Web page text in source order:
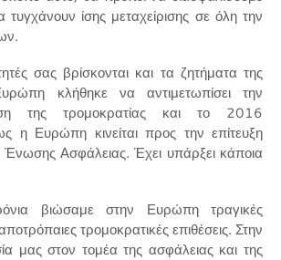
τυγχάνουν ίσης μεταχείρισης σε όλη την
σας βρίσκονται και τα ζητήματα της
κλήθηκε να αντιμετωπίσει την
της τρομοκρατίας και το 2016
η Ευρώπη κινείται προς την επίτευξη
Ένωσης Ασφάλειας. Έχει υπάρξει κάποια
βιώσαμε στην Ευρώπη τραγικές
τρομοκρατικές επιθέσεις. Στην
μας στον τομέα της ασφάλειας και της